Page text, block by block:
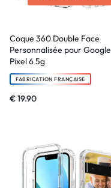
Coque 360 Double Face
Personnalisée pour Google
Pixel 6 5g
FABRICATION FRANÇAISE
€19.90